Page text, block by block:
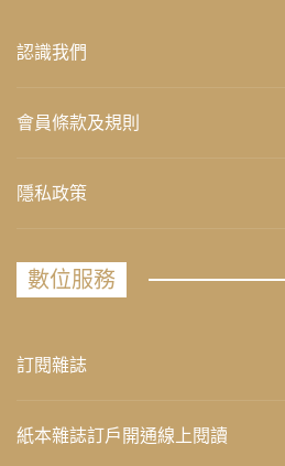
認識我們
會員條款及規則
隱私政策
數位服務
訂閱雜誌
紙本雜誌訂戶開通線上閱讀